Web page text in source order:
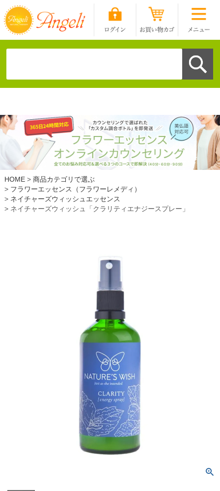
HOME
商品カテゴリで選ぶ
フラワーエッセンス（フラワーレメディ）
ネイチャーズウィッシュエッセンス
ネイチャーズウィッシュ「クラリティエナジースプレー」